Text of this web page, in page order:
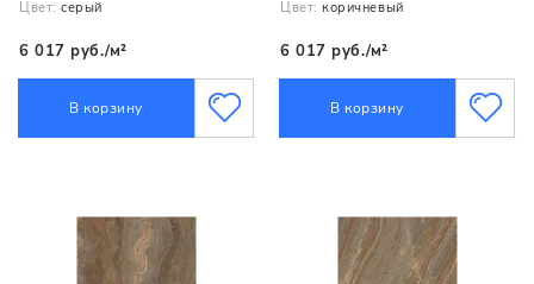
Цвет: серый
6 017 руб./м²
В корзину
Цвет: коричневый
6 017 руб./м²
В корзину